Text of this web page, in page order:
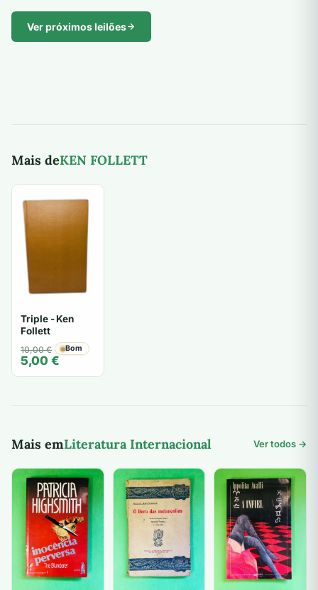
Ver próximos leilões
Mais deKEN FOLLETT
Triple - Ken
Follett
10,00€
O
preço
original
10,00 €.
5,00 €
O
preço
atual
5,00 €.
Bom
Mais emLiteratura Internacional Ver todos →